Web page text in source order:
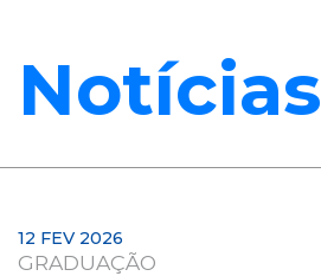
Notícias
12 FEV 2026
GRADUAÇÃO